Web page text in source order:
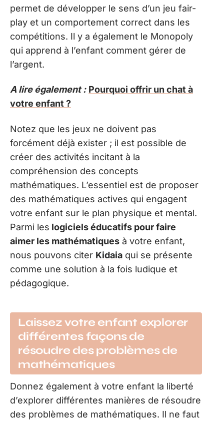
permet de développer le sens d’un jeu fair-
play et un comportement correct dans les
compétitions. Il y a également le Monopoly
qui apprend à l’enfant comment gérer de
l’argent.
A lire également : Pourquoi offrir un chat à
votre enfant ?
Notez que les jeux ne doivent pas
forcément déjà exister ; il est possible de
créer des activités incitant à la
compréhension des concepts
mathématiques. L’essentiel est de proposer
des mathématiques actives qui engagent
votre enfant sur le plan physique et mental.
Parmi les logiciels éducatifs pour faire
aimer les mathématiques à votre enfant,
nous pouvons citer Kidaia qui se présente
comme une solution à la fois ludique et
pédagogique.
Laissez votre enfant explorer
différentes façons de
résoudre des problèmes de
mathématiques
Donnez également à votre enfant la liberté
d’explorer différentes manières de résoudre
des problèmes de mathématiques. Il ne faut